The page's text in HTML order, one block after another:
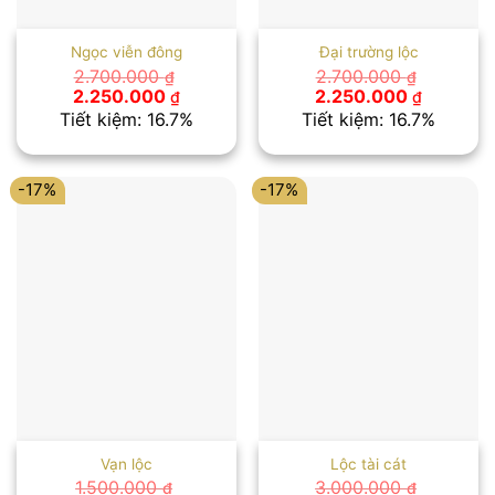
Ngọc viễn đông
2.700.000₫
Giá
gốc
là:
2.250.000 ₫Giá
hiện
tại
2.250.000 ₫.
Tiết kiệm: 16.7%
Đại trường lộc
2.700.000₫
Giá
gốc
là:
2.250.000 ₫Giá
hiện
tại
Tiết kiệm: 16.7%
-17%
Vạn lộc
1.500.000₫
-17%
Lộc tài cát
3.000.000₫